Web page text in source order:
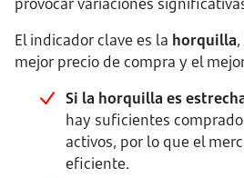
El indicador clave es la horquilla
mejor precio de compra y el
Si la horquilla es
hay suficientes
activos, por lo que el
eficiente.